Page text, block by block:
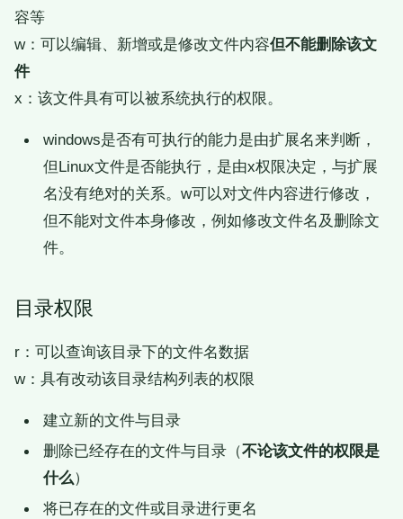
容等
w：可以编辑、新增或是修改文件内容但不能删除该文
件
x：该文件具有可以被系统执行的权限。
windows是否有可执行的能力是由扩展名来判断，
但Linux文件是否能执行，是由x权限决定，与扩展
名没有绝对的关系。w可以对文件内容进行修改，
但不能对文件本身修改，例如修改文件名及删除文
件。
目录权限
r：可以查询该目录下的文件名数据
w：具有改动该目录结构列表的权限
建立新的文件与目录
删除已经存在的文件与目录（不论该文件的权限是
什么）
将已存在的文件或目录进行更名